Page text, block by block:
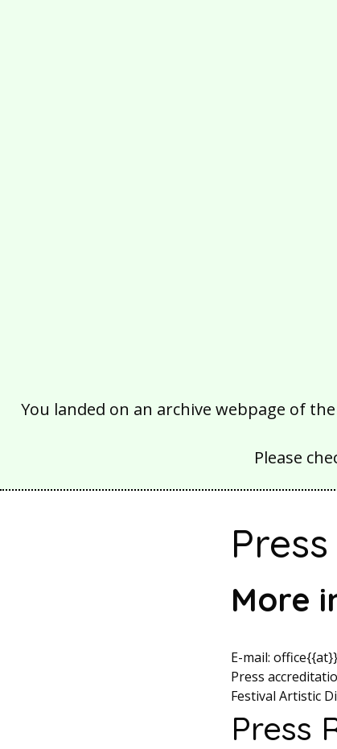
You landed on an archive webpage of
Please
Press
More
E-mail:
Press
Festival Artistic
Press